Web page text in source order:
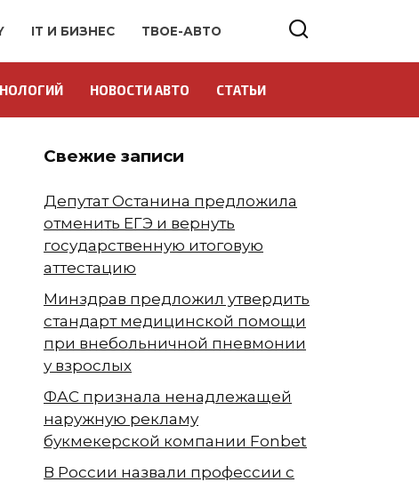
IT И БИЗНЕС ТВОЕ-АВТО
НОВОСТИ АВТО СТАТЬИ
Свежие записи
Депутат Останина предложила
отменить ЕГЭ и вернуть
государственную итоговую
аттестацию
Минздрав предложил утвердить
стандарт медицинской помощи
при внебольничной пневмонии
у взрослых
ФАС признала ненадлежащей
наружную рекламу
букмекерской компании Fonbet
В России назвали профессии с